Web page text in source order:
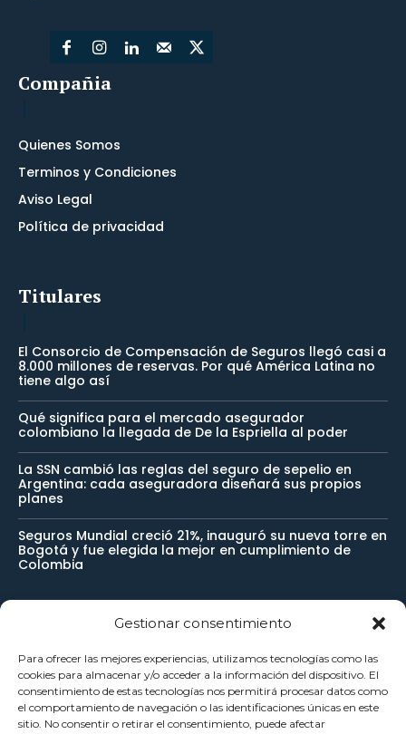
Gestionar consentimiento
Para ofrecer las mejores experiencias, utilizamos tecnologías como las
cookies para almacenar y/o acceder a la información del dispositivo. El
consentimiento de estas tecnologías nos permitirá procesar datos como
el comportamiento de navegación o las identificaciones únicas en este
sitio. No consentir o retirar el consentimiento, puede afectar
Compañia
Quienes Somos
Terminos y Condiciones
Aviso Legal
Política de privacidad
Titulares
El Consorcio de Compensación de Seguros llegó casi a
8.000 millones de reservas. Por qué América Latina no
tiene algo así
Qué significa para el mercado asegurador
colombiano la llegada de De la Espriella al poder
La SSN cambió las reglas del seguro de sepelio en
Argentina: cada aseguradora diseñará sus propios
planes
Seguros Mundial creció 21%, inauguró su nueva torre en
Bogotá y fue elegida la mejor en cumplimiento de
Colombia
Newsletter
Reciba noticias importantes directamente en su buzón de
entrada y manténgase conectado.